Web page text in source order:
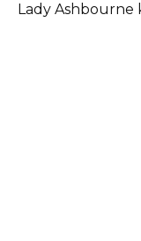
Lady Ashbourne